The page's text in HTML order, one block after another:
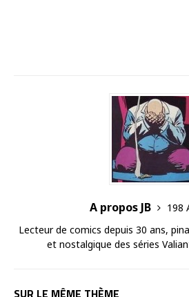
A propos JB
198
Lecteur de comics depuis 30 ans,
et nostalgique des séries
SUR LE MÊME THÈME